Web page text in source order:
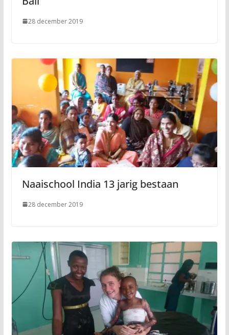
28 december 2019
Naaischool India 13 jarig bestaan
28 december 2019